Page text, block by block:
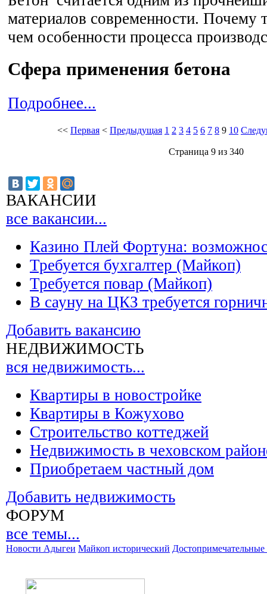
материалов современности. Почему
чем особенности процесса
Сфера применения бетона
Подробнее...
<< Первая < Предыдущая 1 2 3 4 5 6 7 8 9 10
Страница 9 из 340
ВАКАНСИИ
все вакансии...
Казино Плей Фортуна:
Требуется бухгалтер (Майкоп)
Требуется повар (Майкоп)
В сауну на ЦКЗ требуется
Добавить вакансию
НЕДВИЖИМОСТЬ
вся недвижимость...
Квартиры в новостройке
Квартиры в Кожухово
Строительство коттеджей
Недвижимость в чеховском
Приобретаем частный дом
Добавить недвижимость
ФОРУМ
все темы...
Новости Адыгеи Майкоп исторический Достопримечательные